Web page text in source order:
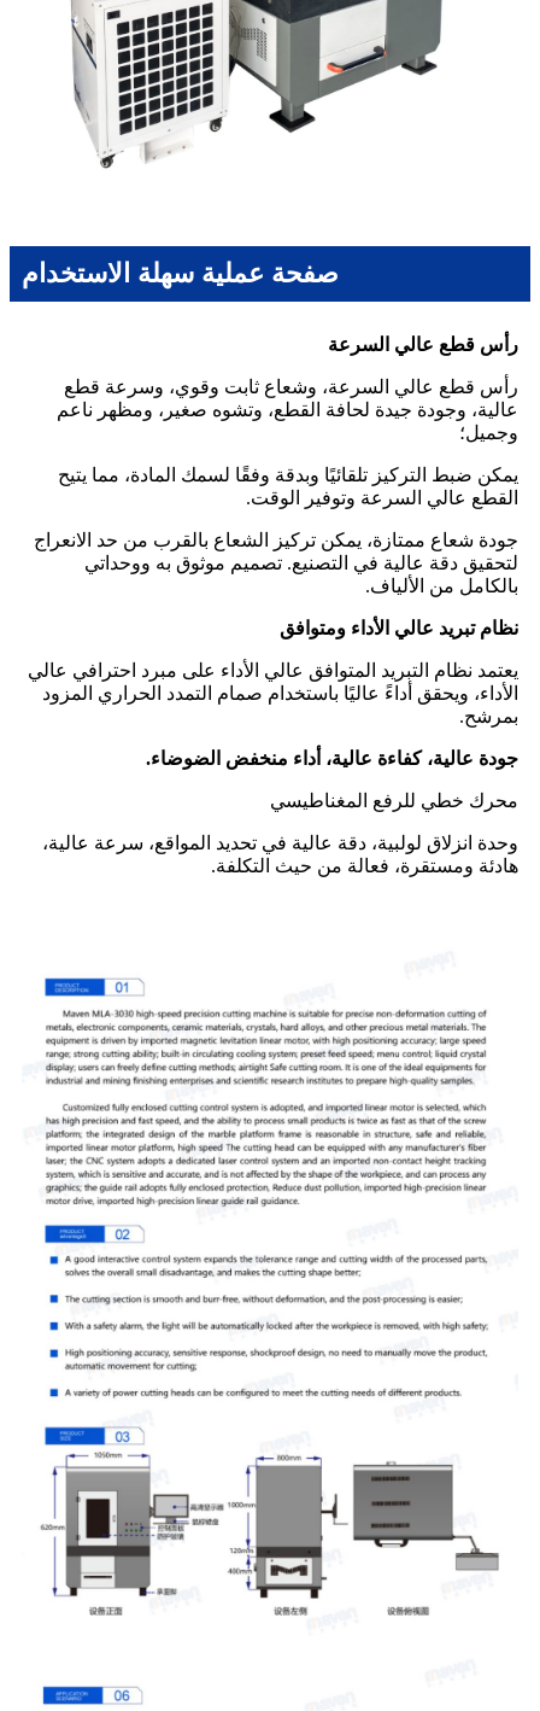
صفحة عملية سهلة الاستخدام
رأس قطع عالي السرعة
رأس قطع عالي السرعة، وشعاع ثابت وقوي، وسرعة قطع
عالية، وجودة جيدة لحافة القطع، وتشوه صغير، ومظهر ناعم
وجميل؛
يمكن ضبط التركيز تلقائيًا وبدقة وفقًا لسمك المادة، مما يتيح
القطع عالي السرعة وتوفير الوقت.
جودة شعاع ممتازة، يمكن تركيز الشعاع بالقرب من حد الانعراج
لتحقيق دقة عالية في التصنيع. تصميم موثوق به ووحداتي
بالكامل من الألياف.
نظام تبريد عالي الأداء ومتوافق
يعتمد نظام التبريد المتوافق عالي الأداء على مبرد احترافي عالي
الأداء، ويحقق أداءً عاليًا باستخدام صمام التمدد الحراري المزود
بمرشح.
جودة عالية، كفاءة عالية، أداء منخفض الضوضاء.
محرك خطي للرفع المغناطيسي
وحدة انزلاق لولبية، دقة عالية في تحديد المواقع، سرعة عالية،
هادئة ومستقرة، فعالة من حيث التكلفة.